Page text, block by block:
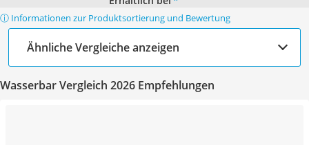
ⓘ Informationen zur Produktsortierung und Bewertung
Ähnliche Vergleiche anzeigen
Wasserbar Vergleich 2026 Empfehlungen